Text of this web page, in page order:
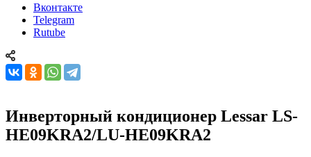
Вконтакте
Telegram
Rutube
Инверторный кондиционер Lessar LS-
HE09KRA2/LU-HE09KRA2